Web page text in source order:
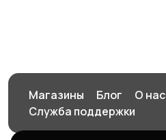
Магазины Блог
О нас
Служба поддержки